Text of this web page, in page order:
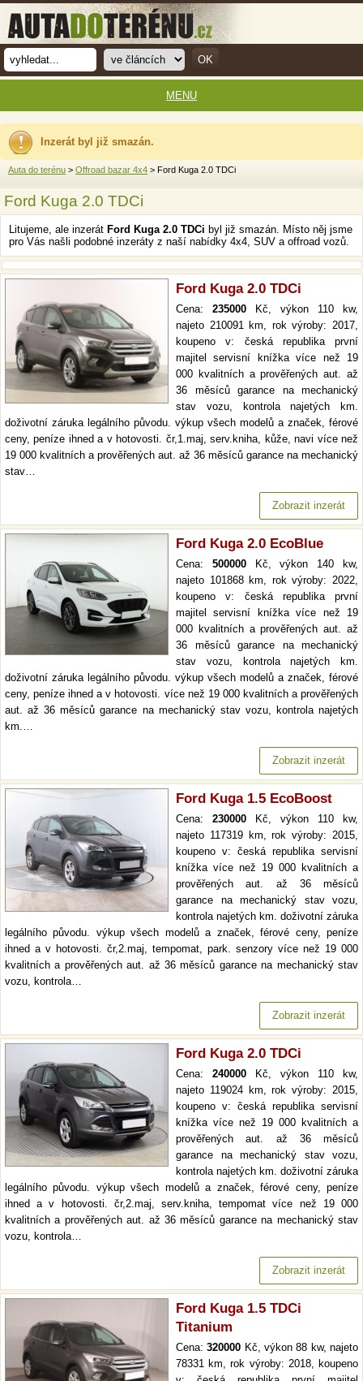
Inzerát byl již smazán.
Auta do terénu > Offroad bazar 4x4 > Ford Kuga 2.0 TDCi
Ford Kuga 2.0 TDCi
Litujeme, ale inzerát Ford Kuga 2.0 TDCi byl již smazán. Místo něj jsme
pro Vás našli podobné inzeráty z naší nabídky 4x4, SUV a offroad vozů.
Ford Kuga 2.0 TDCi
Cena: 235000 Kč, výkon 110 kw,
najeto 210091 km, rok výroby: 2017,
koupeno v: česká republika první
majitel servisní knížka více než 19
000 kvalitních a prověřených aut. až
36 měsíců garance na mechanický
stav vozu, kontrola najetých km.
doživotní záruka legálního původu. výkup všech modelů a značek, férové
ceny, peníze ihned a v hotovosti. čr,1.maj, serv.kniha, kůže, navi více než
19 000 kvalitních a prověřených aut. až 36 měsíců garance na mechanický
stav…
Zobrazit inzerát
Ford Kuga 2.0 EcoBlue
Cena: 500000Kč, výkon 140 kw,
najeto 101868 km, rok výroby: 2022,
koupeno v: česká republika první
majitel servisní knížka více než 19
000 kvalitních a prověřených aut. až
36 měsíců garance na mechanický
stav vozu, kontrola najetých km.
doživotní záruka legálního původu. výkup všech modelů a značek, férové
ceny, peníze ihned a v hotovosti. více než 19 000 kvalitních a prověřených
aut. až 36 měsíců garance na mechanický stav vozu, kontrola najetých
km.…
Zobrazit inzerát
Ford Kuga 1.5 EcoBoost
Cena: 230000 Kč, výkon 110 kw,
najeto 117319 km, rok výroby: 2015,
koupeno v: česká republika servisní
knížka více než 19 000 kvalitních a
prověřených aut. až 36 měsíců
garance na mechanický stav vozu,
kontrola najetých km. doživotní záruka
legálního původu. výkup všech modelů a značek, férové ceny, peníze
ihned a v hotovosti. čr,2.maj, tempomat, park. senzory více než 19 000
kvalitních a prověřených aut. až 36 měsíců garance na mechanický stav
vozu, kontrola…
Zobrazit inzerát
Ford Kuga 2.0 TDCi
Cena: 240000 Kč, výkon 110 kw,
najeto 119024 km, rok výroby: 2015,
koupeno v: česká republika servisní
knížka více než 19 000 kvalitních a
prověřených aut. až 36 měsíců
garance na mechanický stav vozu,
kontrola najetých km. doživotní záruka
legálního původu. výkup všech modelů a značek, férové ceny, peníze
ihned a v hotovosti. čr,2.maj, serv.kniha, tempomat více než 19 000
kvalitních a prověřených aut. až 36 měsíců garance na mechanický stav
vozu, kontrola…
Zobrazit inzerát
Ford Kuga 1.5 TDCi
Titanium
Cena:320000 Kč, výkon 88 kw, najeto
78331 km, rok výroby: 2018, koupeno
MENU